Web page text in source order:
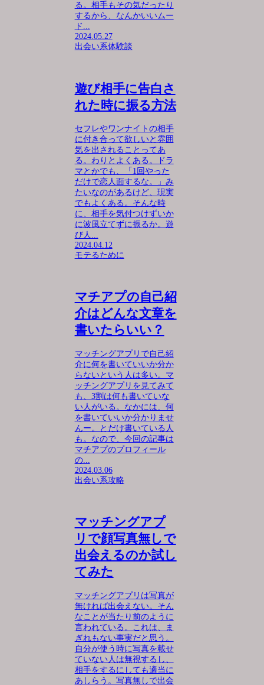
る。相手もその気だったり
するから、なんかいいムー
ド...
2024.05.27
出会い系体験談
遊び相手に告白さ
れた時に振る方法
セフレやワンナイトの相手
に付き合って欲しいと雰囲
気を出されることってあ
る。わりとよくある。ドラ
マとかでも、「1回やった
だけで恋人面するな。」み
たいなのがあるけど、現実
でもよくある。そんな時
に、相手を気付つけずいか
に波風立てずに振るか。遊
び人...
2024.04.12
モテるために
マチアプの自己紹
介はどんな文章を
書いたらいい？
マッチングアプリで自己紹
介に何を書いていいか分か
らないという人は多い。マ
ッチングアプリを見てみて
も、3割は何も書いていな
い人がいる。なかには、何
を書いていいか分かりませ
んー。とだけ書いている人
も。なので、今回の記事は
マチアプのプロフィール
の...
2024.03.06
出会い系攻略
マッチングアプ
リで顔写真無しで
出会えるのか試し
てみた
マッチングアプリは写真が
無ければ出会えない。そん
なことが当たり前のように
言われている。これは、ま
ぎれもない事実だと思う。
自分が使う時に写真を載せ
ていない人は無視するし、
相手をするにしても適当に
あしらう。写真無しで出会